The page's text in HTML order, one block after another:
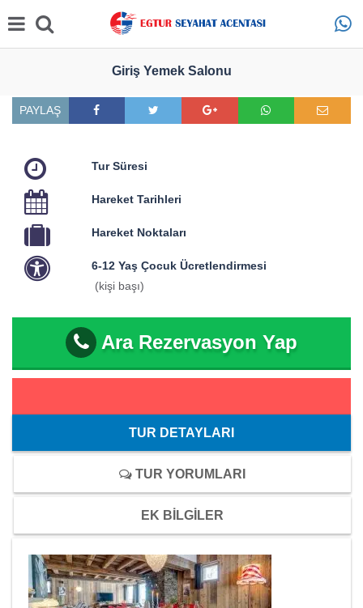
Giriş Yemek Salonu
PAYLAŞ
Tur Süresi
Hareket Tarihleri
Hareket Noktaları
6-12 Yaş Çocuk Ücretlendirmesi
(kişi başı)
Ara Rezervasyon Yap
TUR DETAYLARI
TUR YORUMLARI
EK BİLGİLER